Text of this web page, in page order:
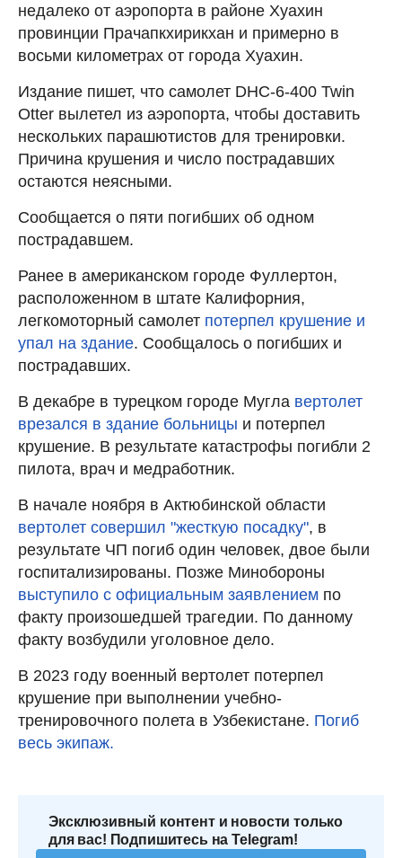
недалеко от аэропорта в районе Хуахин
провинции Прачапкхирикхан и примерно в
восьми километрах от города Хуахин.
Издание пишет, что самолет DHC-6-400 Twin
Otter вылетел из аэропорта, чтобы доставить
нескольких парашютистов для тренировки.
Причина крушения и число пострадавших
остаются неясными.
Сообщается о пяти погибших об одном
пострадавшем.
Ранее в американском городе Фуллертон,
расположенном в штате Калифорния,
легкомоторный самолет потерпел крушение и
упал на здание. Сообщалось о погибших и
пострадавших.
В декабре в турецком городе Мугла вертолет
врезался в здание больницы и потерпел
крушение. В результате катастрофы погибли 2
пилота, врач и медработник.
В начале ноября в Актюбинской области
вертолет совершил "жесткую посадку", в
результате ЧП погиб один человек, двое были
госпитализированы. Позже Минобороны
выступило с официальным заявлением по
факту произошедшей трагедии. По данному
факту возбудили уголовное дело.
В 2023 году военный вертолет потерпел
крушение при выполнении учебно-
тренировочного полета в Узбекистане. Погиб
весь экипаж.
Эксклюзивный контент и новости только
для вас! Подпишитесь на Telegram!